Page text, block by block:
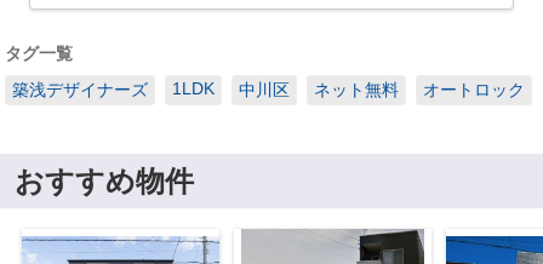
タグ一覧
築浅デザイナーズ
1LDK 中川区 ネット無料 オートロック
おすすめ物件